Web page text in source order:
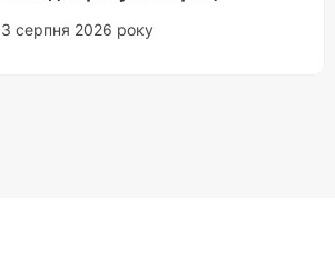
3 серпня 2026 року